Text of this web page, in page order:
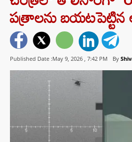
పత్రాలను
Published Date :May 9, 2026 , 7:42 PM By